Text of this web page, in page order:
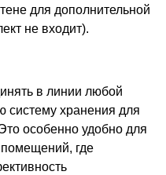
для дополнительной
не входит).
в линии любой
систему хранения для
особенно удобно для
где